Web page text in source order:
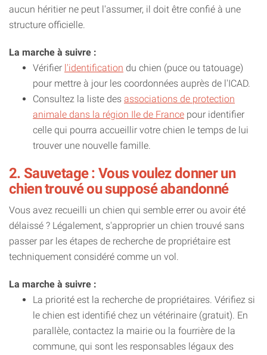
aucun héritier ne peut l'assumer, il doit être confié à une
structure officielle.
La marche à suivre :
Vérifier l'identification du chien (puce ou tatouage)
pour mettre à jour les coordonnées auprès de l'ICAD.
Consultez la liste des associations de protection
animale dans la région Ile de France pour identifier
celle qui pourra accueillir votre chien le temps de lui
trouver une nouvelle famille.
2. Sauvetage : Vous voulez donner un
chien trouvé ou supposé abandonné
Vous avez recueilli un chien qui semble errer ou avoir été
délaissé ? Légalement, s'approprier un chien trouvé sans
passer par les étapes de recherche de propriétaire est
techniquement considéré comme un vol.
La marche à suivre :
La priorité est la recherche de propriétaires. Vérifiez si
le chien est identifié chez un vétérinaire (gratuit). En
parallèle, contactez la mairie ou la fourrière de la
commune, qui sont les responsables légaux des